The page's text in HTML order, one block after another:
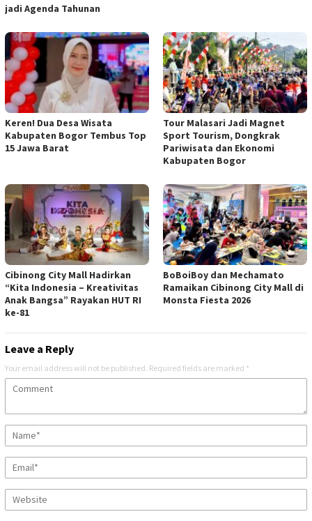
jadi Agenda Tahunan
Keren! Dua Desa Wisata
Kabupaten Bogor Tembus Top
15 Jawa Barat
Tour Malasari Jadi Magnet
Sport Tourism, Dongkrak
Pariwisata dan Ekonomi
Kabupaten Bogor
Cibinong City Mall Hadirkan
“Kita Indonesia – Kreativitas
Anak Bangsa” Rayakan HUT RI
ke-81
BoBoiBoy dan Mechamato
Ramaikan Cibinong City Mall di
Monsta Fiesta 2026
Leave a Reply
Your email address will not be published. Required fields are marked *